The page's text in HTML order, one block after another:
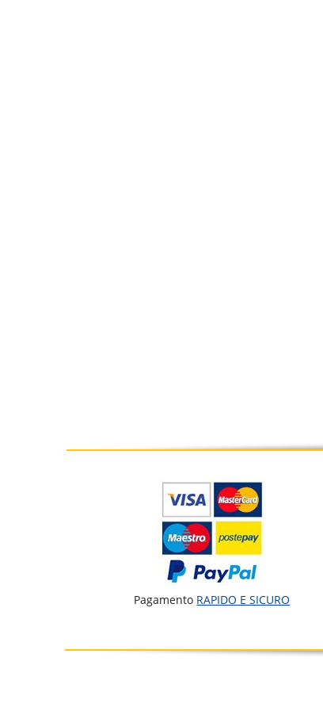
Pagamento RAPIDO E SICURO